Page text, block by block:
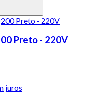
Preto - 220V
juros